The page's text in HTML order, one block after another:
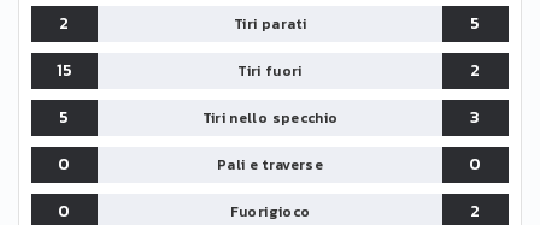
2
Tiri parati
5
15
Tiri fuori
2
5
Tiri nello specchio
3
0
Pali e traverse
0
0
Fuorigioco
2